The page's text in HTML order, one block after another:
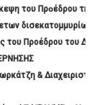
του Πρoέδρου
δισεκατομμυρίων
Προέδρου του
&